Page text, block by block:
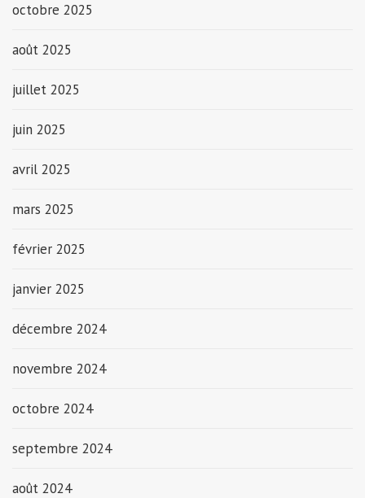
octobre 2025
août 2025
juillet 2025
juin 2025
avril 2025
mars 2025
février 2025
janvier 2025
décembre 2024
novembre 2024
octobre 2024
septembre 2024
août 2024